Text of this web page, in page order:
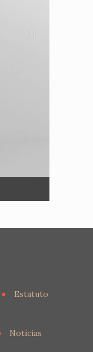
Estatuto
Notícias